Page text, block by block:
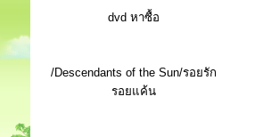
dvd หาซื้อ
/Descendants of the Sun/รอยรัก
รอยแค้น